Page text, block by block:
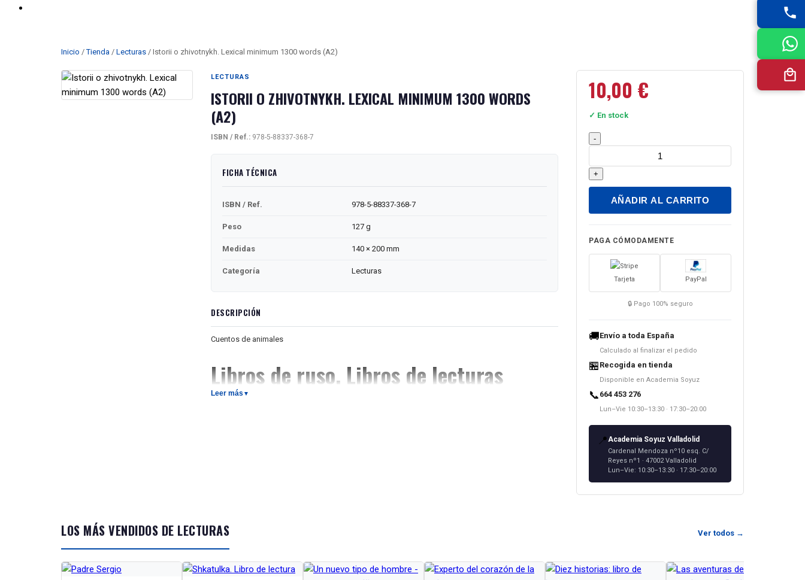
Inicio /Tienda / Lecturas / Istorii o zhivotnykh. Lexical minimum 1300 words (A2)
LECTURAS
ISTORII O ZHIVOTNYKH. LEXICAL MINIMUM 1300 WORDS
(A2)
ISBN / Ref.: 978-5-88337-368-7
FICHA TÉCNICA
ISBN / Ref. 978-5-88337-368-7
Peso 127 g
Medidas 140 × 200 mm
Categoría Lecturas
DESCRIPCIÓN
Cuentos de animales
Libros de ruso. Libros de lecturas
и понимают людей и других животных. Собака может дружить с котом и даже с дельфином.
(А2), сопровождается заданиями на понимание прочитанного и на развитие речи. В книге
Leer más ▼
10,00 €
✓ En stock
Istorii
zhivotnykh.
Lexical
minimum
1300
(A2)
cantidad
-
+
AÑADIR AL CARRITO
PAGA CÓMODAMENTE
Tarjeta PayPal
🔒 Pago 100% seguro
🚚Envío a toda España
Calculado al finalizar el pedido
🏪 Recogida en tienda
Disponible en Academia Soyuz
📞 664 453 276
Lun–Vie 10:30–13:30 · 17:30–20:00
📍Academia Soyuz Valladolid
Cardenal Mendoza nº10 esq. C/
Reyes nº1 · 47002 Valladolid
Lun–Vie: 10:30–13:30 · 17:30–20:00
LOS MÁS VENDIDOS DE LECTURAS Ver todos →